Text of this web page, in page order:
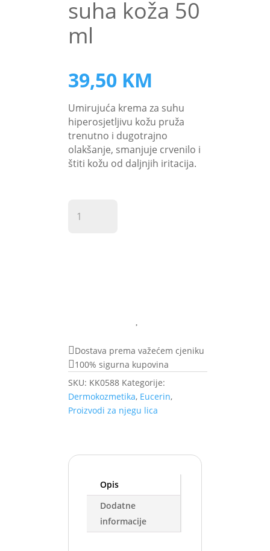
suha koža 50
ml
39,50 KM
Umirujuća krema za suhu
hiperosjetljivu kožu pruža
trenutno i dugotrajno
olakšanje, smanjuje crvenilo i
štiti kožu od daljnjih iritacija.
UltraSensitive
Dostava prema važećem cjeniku
100% sigurna kupovina
SKU: KK0588 Kategorije:
Dermokozmetika, Eucerin,
Proizvodi za njegu lica
Opis
Dodatne
informacije